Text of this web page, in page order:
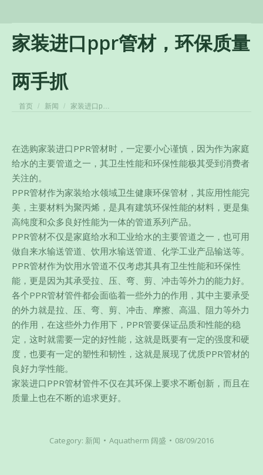
家装进口ppr管材，环保质量
两手抓
您在这里：
首页 新闻 家装进口p…
在选购家装进口PPR管材时，一定要小心谨慎，因为作为家庭
给水的主要管道之一，其卫生性能和环保性能极其受到消费者
关注的。
PPR管材作为家装给水领域卫生健康环保管材，其应用性能完
美，主要材料为聚丙烯，是具有建筑环保性能的材料，更是集
高纯度和众多良好性能为一体的管道系列产品。
PPR管材不仅是家庭给水和工业给水的主要管道之一，也可用
做自来水输送管道、饮用水输送管道、化学工业产品输送等。
PPR管材作为饮用水管道不仅考虑其具有卫生性能和环保性
能，更是因为其承受拉、压、弯、剪、冲击等外力的能力好。
各个PPR管材管件都会面临着一些外力的作用，其中主要承受
的外力就是拉、压、弯、剪、冲击、摩擦、高温、阻力等外力
的作用，在这些外力作用下，PPR管要保证品质和性能的稳
定，这时就需要一定的好性能，这就是既要有一定的强度和硬
度，也要有一定的塑性和韧性，这就是展现了优质PPR管材的
良好力学性能。
家装进口PPR管材管件不仅在其环保上要求不断创新，而且在
质量上也在不断的追求更好。
Category: 新闻 Aquatherm 阔盛 08/09/2016